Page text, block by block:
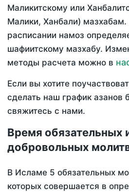
Маликитскому или
Малики, Ханбали)
расписании намоз
шафиитскому мазхабу.
методы расчета можно в
Если вы хотите
сделать наш график азанов
свяжитесь с нами.
Время обязательных
добровольных
В Исламе 5 обязательных
которых совершается в